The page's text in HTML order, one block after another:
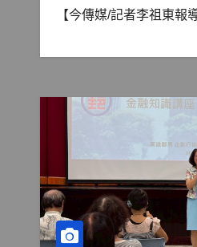
【今傳媒/記者李祖東報